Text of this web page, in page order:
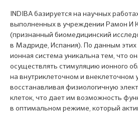
INDIBA базируется на научных
выполненных в учреждении Рамон И
(признанный биомедицинский
в Мадриде, Испания). По данным этих
ионная система уникальна тем, что
осуществлять стимуляцию ионного
на внутриклеточном и внеклеточном
восстанавливая физиологичную
клеток, что дает им возможность
в оптимальном режиме, который